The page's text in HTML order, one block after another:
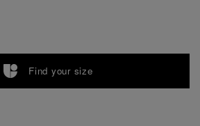
Find your size